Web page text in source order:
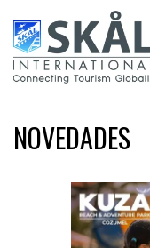
NOVEDADES